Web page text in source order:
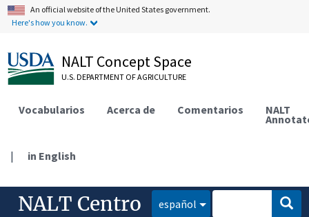
An official website of the United States government.
Here's how you know.
NALT Concept Space
U.S. DEPARTMENT OF AGRICULTURE
Vocabularios Acerca de Comentarios NALT
| in English
NALT Centro español